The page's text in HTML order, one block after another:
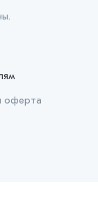
оферта